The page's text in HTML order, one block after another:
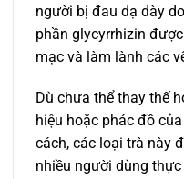
người bị đau dạ dày
phần glycyrrhizin
mạc và làm lành các
Dù chưa thể thay thế
hiệu hoặc phác đồ
cách, các loại trà này
nhiều người dùng